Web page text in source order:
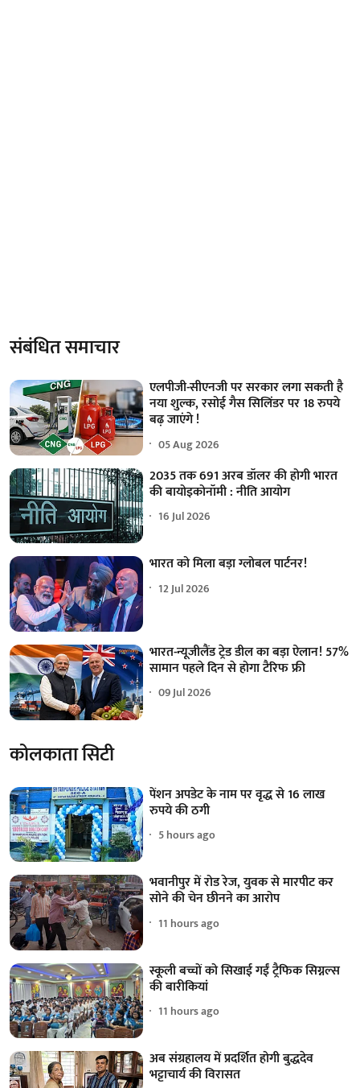
संबंधित समाचार
एलपीजी-सीएनजी पर सरकार लगा सकती है
नया शुल्क, रसोई गैस सिलिंडर पर 18 रुपये
बढ़ जाएंगे !
05 Aug 2026
2035 तक 691 अरब डॉलर की होगी भारत
की बायोइकोनॉमी : नीति आयोग
16 Jul 2026
भारत को मिला बड़ा ग्लोबल पार्टनर!
12 Jul 2026
भारत-न्यूजीलैंड ट्रेड डील का बड़ा ऐलान! 57%
सामान पहले दिन से होगा टैरिफ फ्री
09 Jul 2026
कोलकाता सिटी
पेंशन अपडेट के नाम पर वृद्ध से 16 लाख
रुपये की ठगी
5 hours ago
भवानीपुर में रोड रेज, युवक से मारपीट कर
सोने की चेन छीनने का आरोप
11 hours ago
स्कूली बच्चों को सिखाई गईं ट्रैफिक सिग्नल्स
की बारीकियां
11 hours ago
अब संग्रहालय में प्रदर्शित होगी बुद्धदेव
भट्टाचार्य की विरासत